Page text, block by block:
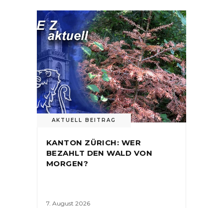
AKTUELL BEITRAG
KANTON ZÜRICH: WER
BEZAHLT DEN WALD VON
MORGEN?
7. August 2026